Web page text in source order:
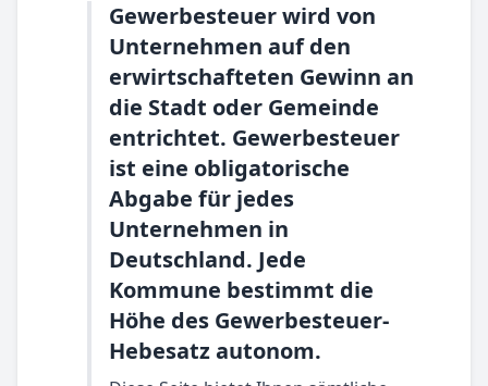
Gewerbesteuer wird von
Unternehmen auf den
erwirtschafteten Gewinn an
die Stadt oder Gemeinde
entrichtet. Gewerbesteuer
ist eine obligatorische
Abgabe für jedes
Unternehmen in
Deutschland. Jede
Kommune bestimmt die
Höhe des Gewerbesteuer-
Hebesatz autonom.